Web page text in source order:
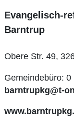
Evangelisch-
Barntrup
Obere Str. 49,
Gemeindebüro: 0
barntrupkg@t-